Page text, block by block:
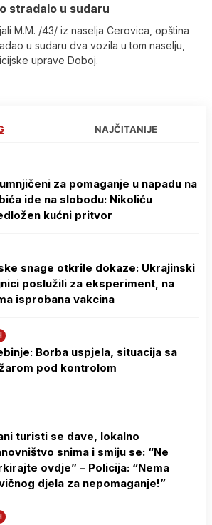
stradalo u sudaru
M.M. /43/ iz naselja Cerovica, opština
u sudaru dva vozila u tom naselju,
uprave Doboj.
NAJČITANIJE
za pomaganje u napadu na
ide na slobodu: Nikoliću
kućni pritvor
snage otkrile dokaze: Ukrajinski
poslužili za eksperiment, na
isprobana vakcina
Borba uspjela, situacija sa
pod kontrolom
turisti se dave, lokalno
snima i smiju se: “Ne
ovdje” – Policija: “Nema
djela za nepomaganje!”